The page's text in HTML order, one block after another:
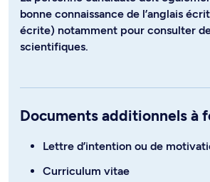
bonne connaissance de l’anglais
écrite) notamment pour consulter
scientifiques.
Documents additionnels à
Lettre d’intention ou de
Curriculum vitae